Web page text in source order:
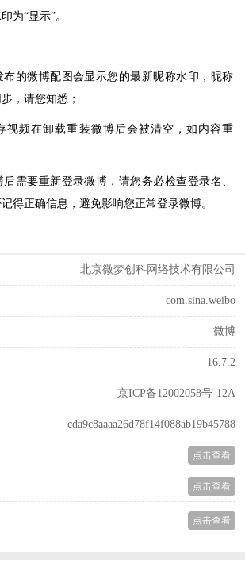
为“显示”。
的微博配图会显示您的最新昵称水印，昵称
，请您知悉；
频在卸载重装微博后会被清空，如内容重
需要重新登录微博，请您务必检查登录名、
得正确信息，避免影响您正常登录微博。
北京微梦创科网络技术有限公司
com.sina.weibo
微博
16.7.2
京ICP备12002058号-12A
cda9c8aaaa26d78f14f088ab19b45788
点击查看
点击查看
点击查看